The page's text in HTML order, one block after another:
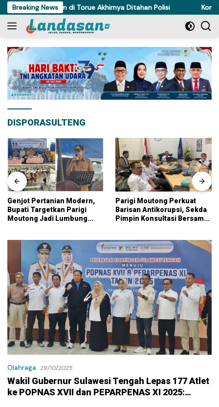
Langsung
ke
konten
Breaking News
Pencuri Ayam di Torue Akhirnya Ditahan Polisi Komisi
DISPORASULTENG
Parigi Moutong Perkuat
Barisan Antikorupsi, Sekda
Pimpin Konsultasi Bersama
Sengketa Proyek
Perpustakaan Parigi
Moutong Berlanjut,
dengan Dana Pribadi
Olahraga 29/10/2025
Wakil Gubernur Sulawesi Tengah Lepas 177 Atlet
ke POPNAS XVII dan PEPARPENAS XI 2025: